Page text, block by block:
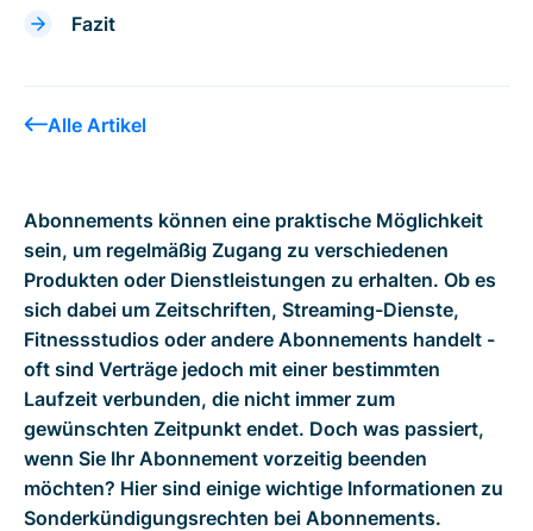
Fazit
Alle Artikel
Abonnements können eine praktische Möglichkeit
sein, um regelmäßig Zugang zu verschiedenen
Produkten oder Dienstleistungen zu erhalten. Ob es
sich dabei um Zeitschriften, Streaming-Dienste,
Fitnessstudios oder andere Abonnements handelt -
oft sind Verträge jedoch mit einer bestimmten
Laufzeit verbunden, die nicht immer zum
gewünschten Zeitpunkt endet. Doch was passiert,
wenn Sie Ihr Abonnement vorzeitig beenden
möchten? Hier sind einige wichtige Informationen zu
Sonderkündigungsrechten bei Abonnements.